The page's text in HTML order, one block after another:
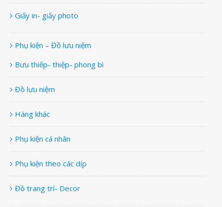
Giấy in- giấy photo
Phụ kiện – Đồ lưu niệm
Bưu thiếp- thiệp- phong bì
Đồ lưu niệm
Hàng khác
Phụ kiện cá nhân
Phụ kiện theo các dịp
Đồ trang trí- Decor